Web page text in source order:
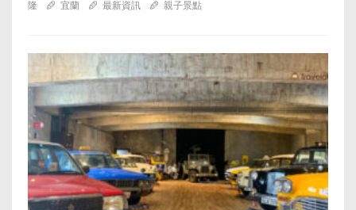
隆
宜蘭 最新資訊 親子景點